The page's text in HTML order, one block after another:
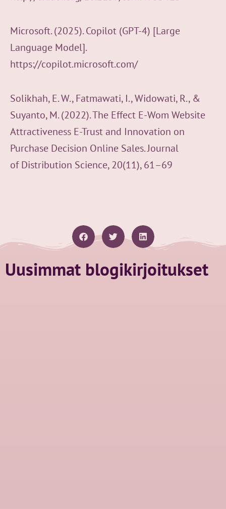
Microsoft. (2025). Copilot (GPT-4) [Large
Language Model].
https://copilot.microsoft.com/
Solikhah, E. W., Fatmawati, I., Widowati, R., &
Suyanto, M. (2022). The Effect E-Wom Website
Attractiveness E-Trust and Innovation on
Purchase Decision Online Sales. Journal
of Distribution Science, 20(11), 61–69
Uusimmat blogikirjoitukset